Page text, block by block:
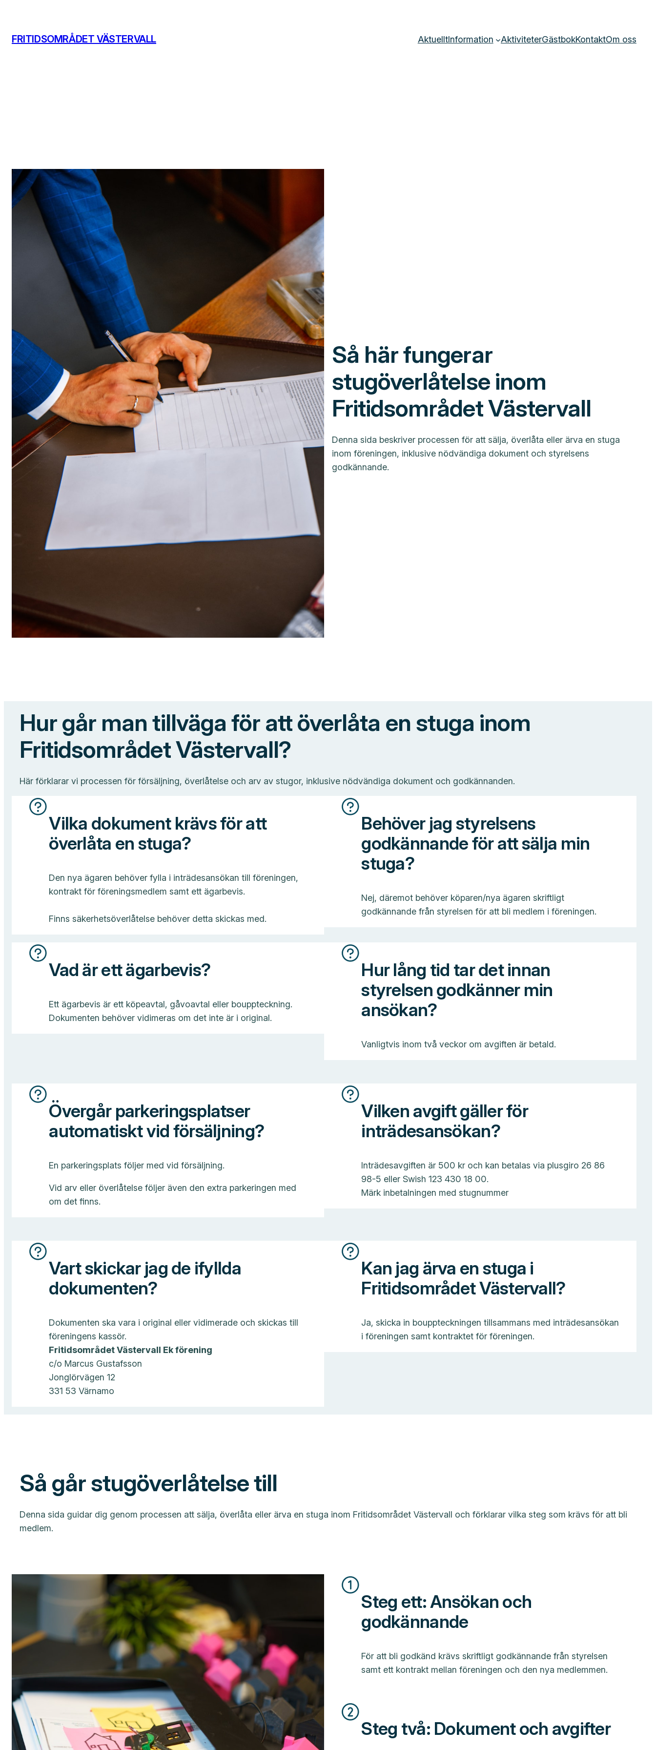
innehåll
FRITIDSOMRÅDET VÄSTERVALL AktuelltInformation AktiviteterGästbokKontaktOm oss
Så här fungerar
stugöverlåtelse inom
Fritidsområdet Västervall
Denna sida beskriver processen för att sälja, överlåta eller ärva en stuga
inom föreningen, inklusive nödvändiga dokument och styrelsens
godkännande.
Hur går man tillväga för att överlåta en stuga inom
Fritidsområdet Västervall?
Här förklarar vi processen för försäljning, överlåtelse och arv av stugor, inklusive nödvändiga dokument och godkännanden.
Vilka dokument krävs för att
överlåta en stuga?
Den nya ägaren behöver fylla i inträdesansökan till föreningen,
kontrakt för föreningsmedlem samt ett ägarbevis.
Finns säkerhetsöverlåtelse behöver detta skickas med.
Behöver jag styrelsens
godkännande för att sälja min
stuga?
Nej, däremot behöver köparen/nya ägaren skriftligt
godkännande från styrelsen för att bli medlem i föreningen.
Vad är ett ägarbevis?
Ett ägarbevis är ett köpeavtal, gåvoavtal eller bouppteckning.
Dokumenten behöver vidimeras om det inte är i original.
Hur lång tid tar det innan
styrelsen godkänner min
ansökan?
Vanligtvis inom två veckor om avgiften är betald.
Övergår parkeringsplatser
automatiskt vid försäljning?
En parkeringsplats följer med vid försäljning.
Vid arv eller överlåtelse följer även den extra parkeringen med
om det finns.
Vilken avgift gäller för
inträdesansökan?
Inträdesavgiften är 500 kr och kan betalas via plusgiro 26 86
98-5 eller Swish 123 430 18 00.
Märk inbetalningen med stugnummer
Vart skickar jag de ifyllda
dokumenten?
Dokumenten ska vara i original eller vidimerade och skickas till
föreningens kassör.
Fritidsområdet Västervall Ek förening
c/o Marcus Gustafsson
Jonglörvägen 12
331 53 Värnamo
Kan jag ärva en stuga i
Fritidsområdet Västervall?
Ja, skicka in bouppteckningen tillsammans med inträdesansökan
i föreningen samt kontraktet för föreningen.
Så går stugöverlåtelse till
Denna sida guidar dig genom processen att sälja, överlåta eller ärva en stuga inom Fritidsområdet Västervall och förklarar vilka steg som krävs för att bli
medlem.
Steg ett: Ansökan och
godkännande
För att bli godkänd krävs skriftligt godkännande från styrelsen
samt ett kontrakt mellan föreningen och den nya medlemmen.
Steg två: Dokument och avgifter